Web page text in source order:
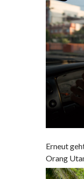
Erneut
Orang